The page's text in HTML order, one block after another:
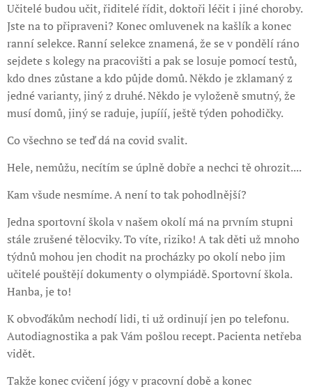
Učitelé budou učit, řiditelé řídit, doktoři léčit i jiné choroby.
Jste na to připraveni? Konec omluvenek na kašlík a konec
ranní selekce. Ranní selekce znamená, že se v pondělí ráno
sejdete s kolegy na pracovišti a pak se losuje pomocí testů,
kdo dnes zůstane a kdo půjde domů. Někdo je zklamaný z
jedné varianty, jiný z druhé. Někdo je vyloženě smutný, že
musí domů, jiný se raduje, jupííí, ještě týden pohodičky.
Co všechno se teď dá na covid svalit.
Hele, nemůžu, necítím se úplně dobře a nechci tě ohrozit....
Kam všude nesmíme. A není to tak pohodlnější?
Jedna sportovní škola v našem okolí má na prvním stupni
stále zrušené tělocviky. To víte, riziko! A tak děti už mnoho
týdnů mohou jen chodit na procházky po okolí nebo jim
učitelé pouštějí dokumenty o olympiádě. Sportovní škola.
Hanba, je to!
K obvoďákům nechodí lidi, ti už ordinují jen po telefonu.
Autodiagnostika a pak Vám pošlou recept. Pacienta netřeba
vidět.
Takže konec cvičení jógy v pracovní době a konec